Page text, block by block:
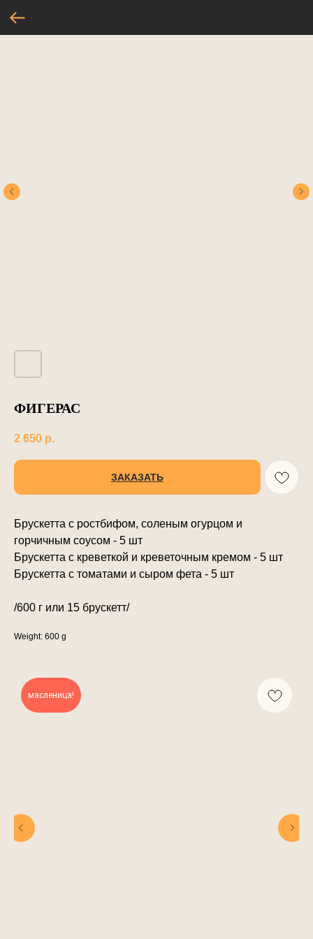
ФИГЕРАС
2 650 р.
ЗАКАЗАТЬ
Брускетта с ростбифом, соленым огурцом и
горчичным соусом - 5 шт
Брускетта с креветкой и креветочным кремом - 5 шт
Брускетта с томатами и сыром фета - 5 шт
/600 г или 15 брускетт/
Weight: 600 g
масленица!